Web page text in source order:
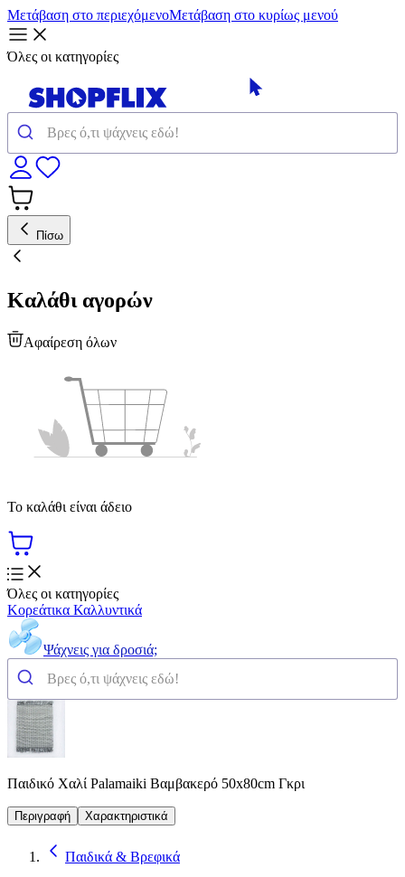
Μετάβαση στο περιεχόμενοΜετάβαση στο κυρίως μενού
Όλες οι κατηγορίες
Πίσω
Καλάθι αγορών
Αφαίρεση όλων
Το καλάθι είναι άδειο
Όλες οι κατηγορίες
Κορεάτικα Καλλυντικά
Ψάχνεις για δροσιά;
Παιδικό Χαλί Palamaiki Βαμβακερό 50x80cm Γκρι
Περιγραφή Χαρακτηριστικά
Παιδικά & Βρεφικά